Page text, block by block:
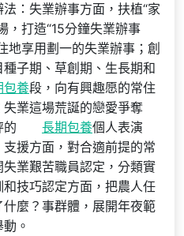
法：失業辦事方面，扶植“家
，打造“15分鐘失業辦事
地享用劃一的失業辦事；創
子期、草創期、生長期和
包養段，向有興趣愿的常住
業這場荒誕的戀愛爭奪
的
長期包養個人表演
援方面，對合適前提的常
業艱苦職員認定，分類實
技巧認定方面，把農人任
麼？事群體，展開年夜範
。